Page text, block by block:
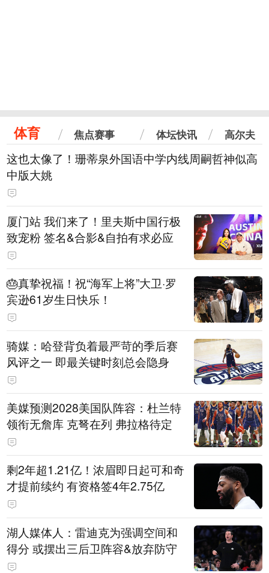
体育 焦点赛事 体坛快讯 高尔夫
这也太像了！珊蒂泉外国语中学内线周嗣哲神似高
中版大姚
厦门站 我们来了！里夫斯中国行极
致宠粉 签名&合影&自拍有求必应
🎂真挚祝福！祝“海军上将”大卫·罗
宾逊61岁生日快乐！
骑媒：哈登背负着最严苛的季后赛
风评之一 即最关键时刻总会隐身
美媒预测2028美国队阵容：杜兰特
领衔无詹库 克弩在列 弗拉格待定
剩2年超1.21亿！浓眉即日起可和奇
才提前续约 有资格签4年2.75亿
湖人媒体人：雷迪克为强调空间和
得分 或摆出三后卫阵容&放弃防守